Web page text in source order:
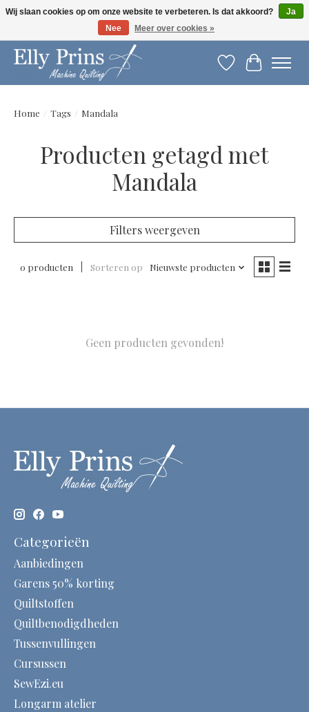
Let op: gewijzigde openingstijden!
Verlanglijst
Home / Tags / Mandala
Producten getagd met
Mandala
Filters weergeven
0 producten Sorteren op Nieuwste producten
Geen producten gevonden!
Categorieën
Aanbiedingen
Garens 50% korting
Quiltstoffen
Quiltbenodigdheden
Tussenvullingen
Cursussen
SewEzi.eu
Longarm atelier
Wij slaan cookies op om onze website te verbeteren. Is dat akkoord?
Ja
Nee
Meer over cookies »